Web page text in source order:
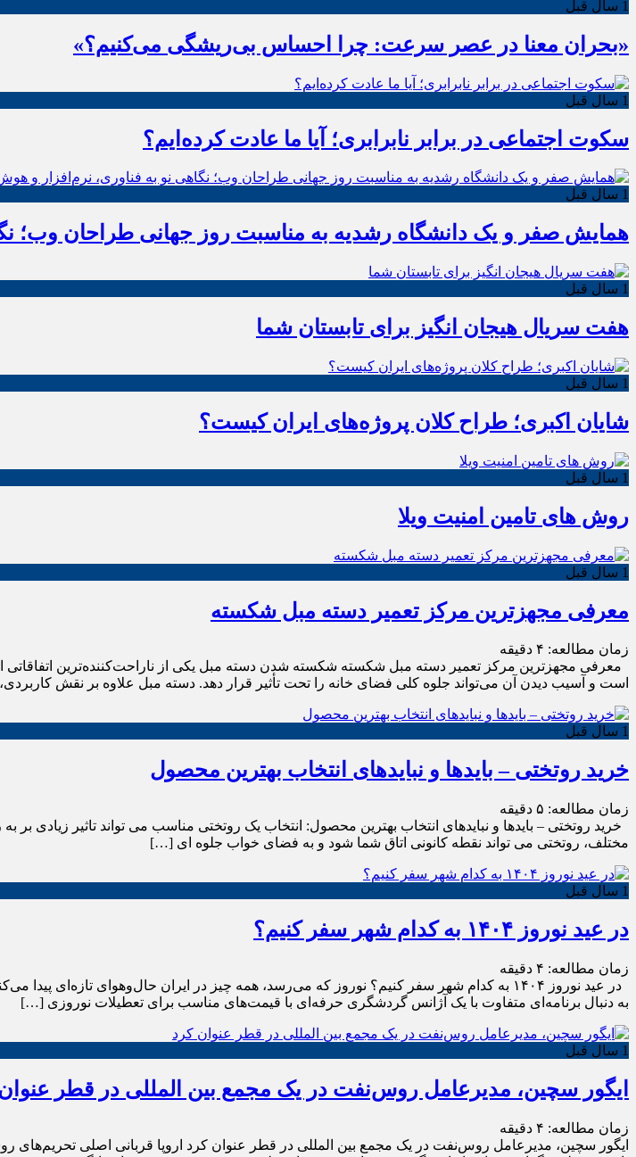
1 سال قبل
«بحران معنا در عصر سرعت: چرا احساس بی‌ریشگی می‌کنیم؟»
1 سال قبل
سکوت اجتماعی در برابر نابرابری؛ آیا ما عادت کرده‌ایم؟
1 سال قبل
همایش صفر و یک دانشگاه رشدیه به مناسبت روز جهانی طراحان وب؛
1 سال قبل
هفت سریال هیجان انگیز برای تابستان شما
1 سال قبل
شایان اکبری؛ طراح کلان پروژه‌های ایران کیست؟
1 سال قبل
روش های تامین امنیت ویلا
1 سال قبل
معرفی مجهزترین مرکز تعمیر دسته مبل شکسته
زمان مطالعه: ۴ دقیقه
معرفی مجهزترین مرکز تعمیر دسته مبل شکسته شکسته شدن دسته مبل یکی از ناراحت‌کننده‌ترین اتفاقاتی
است و آسیب دیدن آن می‌تواند جلوه کلی فضای خانه را تحت تأثیر قرار دهد. دسته مبل علاوه بر نقش
1 سال قبل
خرید روتختی – بایدها و نبایدهای انتخاب بهترین محصول
زمان مطالعه: ۵ دقیقه
خرید روتختی – بایدها و نبایدهای انتخاب بهترین محصول: انتخاب یک روتختی مناسب می تواند تاثیر زیادی
مختلف، روتختی می تواند نقطه کانونی اتاق شما شود و به فضای خواب جلوه ای […]
1 سال قبل
در عید نوروز ۱۴۰۴ به کدام شهر سفر کنیم؟
زمان مطالعه: ۴ دقیقه
در عید نوروز ۱۴۰۴ به کدام شهر سفر کنیم؟ نوروز که می‌رسد، همه چیز در ایران حال‌وهوای
به دنبال برنامه‌ای متفاوت با یک آژانس گردشگری حرفه‌ای با قیمت‌های مناسب برای تعطیلات نوروزی […]
1 سال قبل
ایگور سچین، مدیرعامل روس‌نفت در یک مجمع بین المللی در قطر
زمان مطالعه: ۴ دقیقه